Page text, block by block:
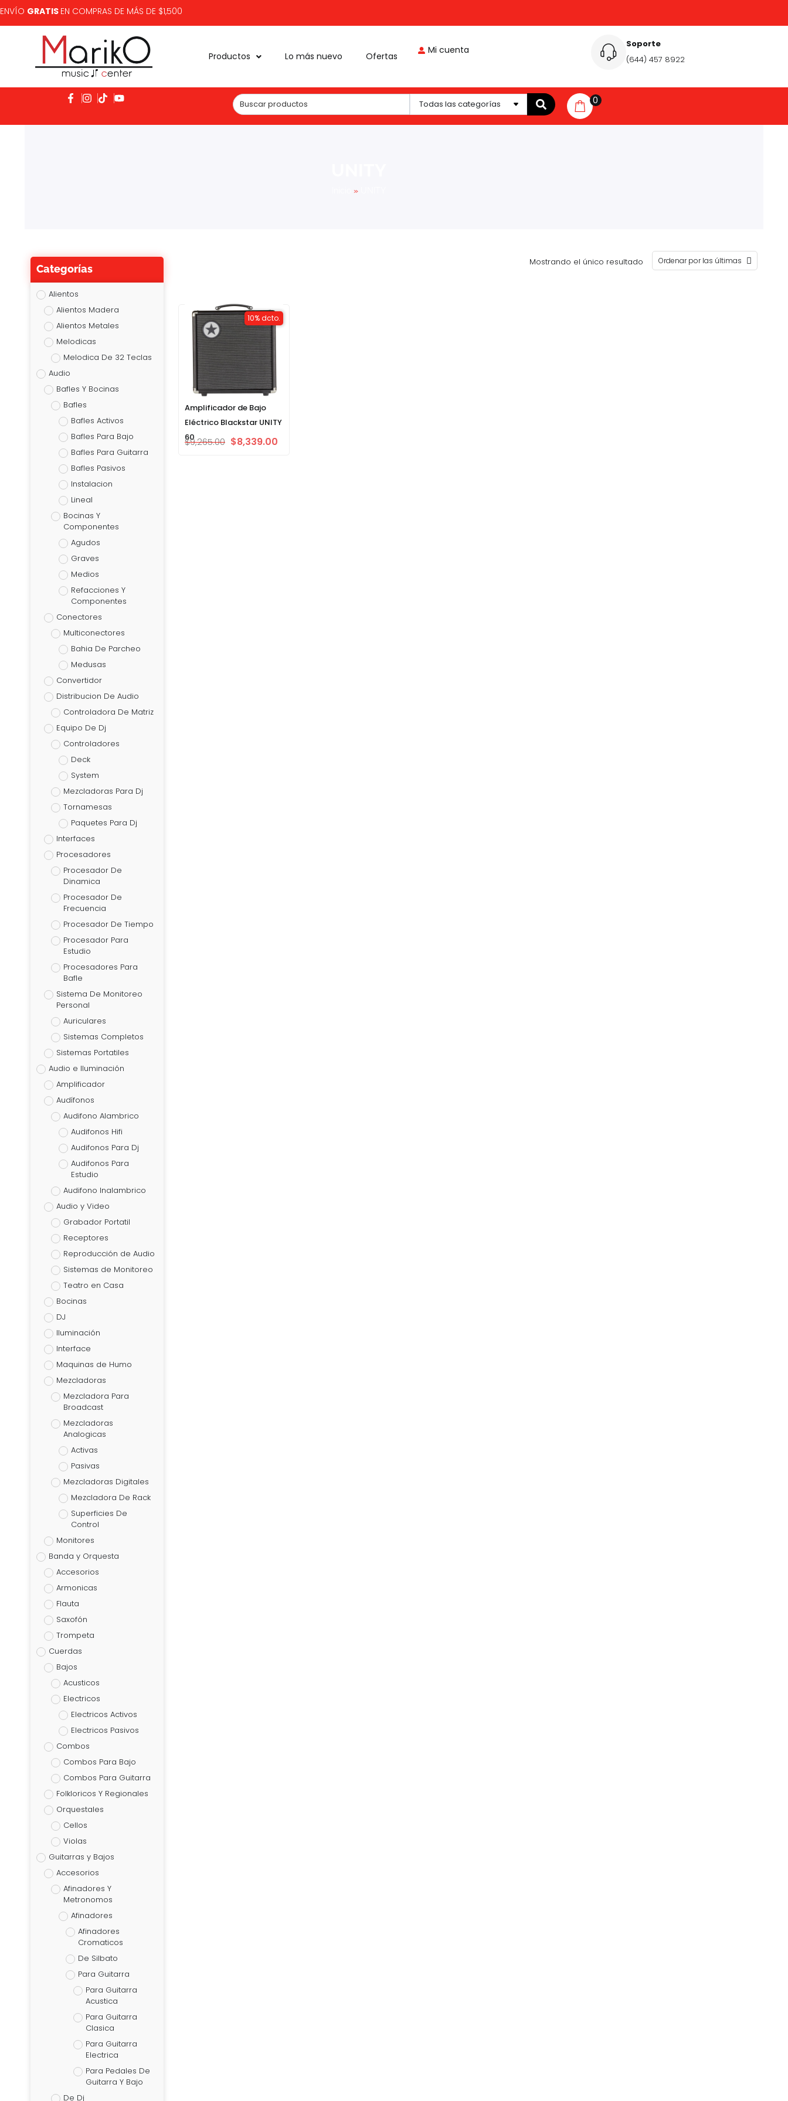
ENVÍO GRATIS EN COMPRAS DE MÁS DE $1,500
Productos Lo más nuevo Ofertas
Mi cuenta
Soporte
(644) 457 8922
Todas las categorías 0
»
Categorías
Alientos
Alientos Madera
Alientos Metales
Melodicas
Melodica De 32 Teclas
Audio
Bafles Y Bocinas
Bafles
Bafles Activos
Bafles Para Bajo
Bafles Para Guitarra
Bafles Pasivos
Instalacion
Lineal
Bocinas Y
Componentes
Agudos
Graves
Medios
Refacciones Y
Componentes
Conectores
Multiconectores
Bahia De Parcheo
Medusas
Convertidor
Distribucion De Audio
Controladora De Matriz
Equipo De Dj
Controladores
Deck
System
Mezcladoras Para Dj
Tornamesas
Paquetes Para Dj
Interfaces
Procesadores
Procesador De
Dinamica
Procesador De
Frecuencia
Procesador De Tiempo
Procesador Para
Estudio
Procesadores Para
Bafle
Sistema De Monitoreo
Personal
Auriculares
Sistemas Completos
Sistemas Portatiles
Audio e Iluminación
Amplificador
Audífonos
Audifono Alambrico
Audifonos Hifi
Audifonos Para Dj
Audifonos Para
Estudio
Audifono Inalambrico
Audio y Video
Grabador Portatil
Receptores
Reproducción de Audio
Sistemas de Monitoreo
Teatro en Casa
Bocinas
DJ
Iluminación
Interface
Maquinas de Humo
Mezcladoras
Mezcladora Para
Broadcast
Mezcladoras
Analogicas
Activas
Pasivas
Mezcladoras Digitales
Mezcladora De Rack
Superficies De
Control
Monitores
Banda y Orquesta
Accesorios
Armonicas
Flauta
Saxofón
Trompeta
Cuerdas
Bajos
Acusticos
Electricos
Electricos Activos
Electricos Pasivos
Combos
Combos Para Bajo
Combos Para Guitarra
Folkloricos Y Regionales
Orquestales
Cellos
Violas
Guitarras y Bajos
Accesorios
Afinadores Y
Metronomos
Afinadores
Afinadores
Cromaticos
De Silbato
Para Guitarra
Para Guitarra
Acustica
Para Guitarra
Clasica
Para Guitarra
Electrica
Para Pedales De
Guitarra Y Bajo
De Dj
Mostrando el único resultado
10% dcto.
Amplificador de Bajo
Eléctrico Blackstar UNITY
60
$9,265.00 $8,339.00